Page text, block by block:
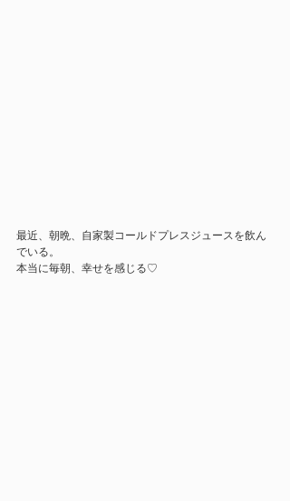
最近、朝晩、自家製コールドプレスジュースを飲ん
でいる。
本当に毎朝、幸せを感じる♡